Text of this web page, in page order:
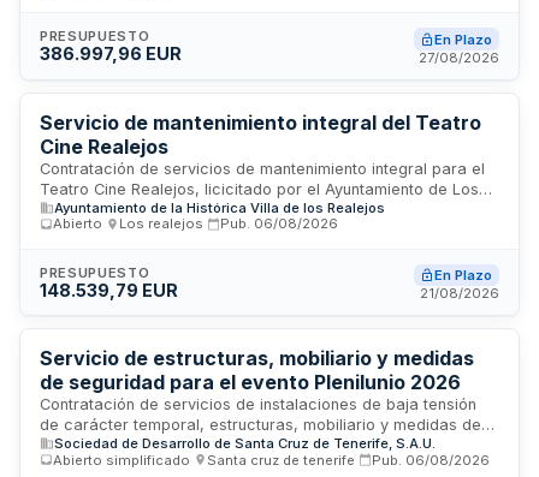
ochenta y seis mil novecientos noventa y siete euros sin
incluir IGIC. La ejecución se rige por la Ley de Contratos del
PRESUPUESTO
386.997,96 EUR
En Plazo
27/08/2026
Servicio de mantenimiento integral del Teatro
Cine Realejos
Contratación de servicios de mantenimiento integral para el
Teatro Cine Realejos, licicitado por el Ayuntamiento de Los
Realejos. El contrato abarca prestaciones propias de
servicios administrativos sujetos a la Ley de Contratos del
de contratación, que ostenta facultades de inspección,
interpretación del contrato y resolución de incidencias. La
salvaguarden la libre competencia y se publicará en el Perfil
del Contratante.
Ayuntamiento de la Histórica Villa de los Realejos
Abierto
Los realejos Pub. 06/08/2026
PRESUPUESTO
148.539,79 EUR
En Plazo
21/08/2026
Servicio de estructuras, mobiliario y medidas
de seguridad para el evento Plenilunio 2026
Contratación de servicios de instalaciones de baja tensión
de carácter temporal, estructuras, mobiliario y medidas de
seguridad necesarios para la celebración del evento
Plenilunio 2026. Los servicios incluyen acometidas
Sociedad de Desarrollo de Santa Cruz de Tenerife, S.A.U.
Abierto simplificado
Santa cruz de tenerife Pub. 06/08/2026